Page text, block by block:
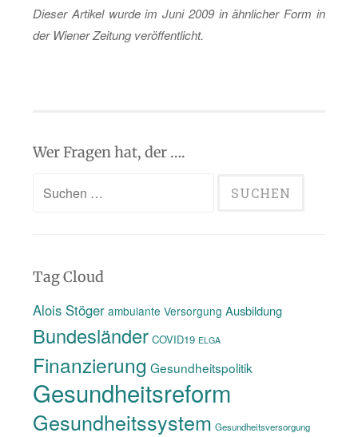
Die­ser Ar­ti­kel wurde im Juni 2009 in ähn­li­cher Form in
der Wie­ner Zei­tung ver­öf­fent­licht.
Wer Fragen hat, der ….
Suchen
Tag Cloud
Alois Stöger ambulante Versorgung Ausbildung
Bundesländer COVID19 ELGA
Finanzierung Gesundheitspolitik
Gesundheitsreform
Gesundheitssystem Gesundheitsversorgung